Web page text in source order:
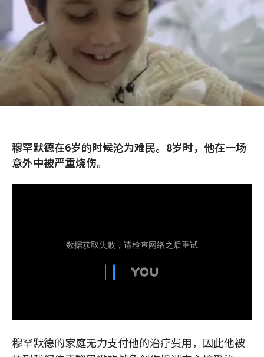
穆罕默德在6岁的时候沦为难民。8岁时，他在一场
意外中被严重烧伤。
穆罕默德的家庭无力支付他的治疗费用，因此他被